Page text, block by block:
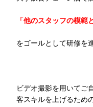
「他のスタッフの模範
をゴールとして研修を
ビデオ撮影を用いてご
客スキルを上げるため